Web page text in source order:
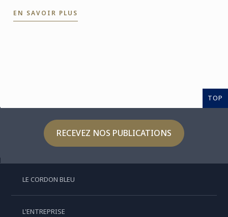
les ...
EN SAVOIR PLUS
TOP
RECEVEZ NOS PUBLICATIONS
LE CORDON BLEU
L'ENTREPRISE